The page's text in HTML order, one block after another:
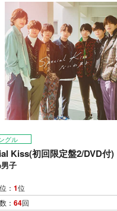
グル
Kiss(初回限定盤2/DVD付)
子
： 1位
： 64回